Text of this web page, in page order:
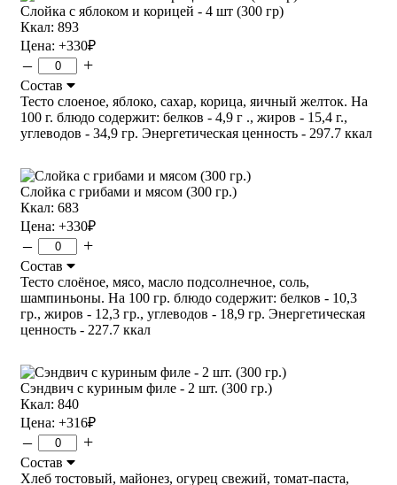
Слойка с яблоком и корицей - 4 шт (300 гр)
Ккал: 893
Цена: +330₽
– +
Состав
Тесто слоеное, яблоко, сахар, корица, яичный желток. На
100 г. блюдо содержит: белков - 4,9 г ., жиров - 15,4 г.,
углеводов - 34,9 гр. Энергетическая ценность - 297.7 ккал
Слойка с грибами и мясом (300 гр.)
Ккал: 683
Цена: +330₽
– +
Состав
Тесто слоёное, мясо, масло подсолнечное, соль,
шампиньоны. На 100 гр. блюдо содержит: белков - 10,3
гр., жиров - 12,3 гр., углеводов - 18,9 гр. Энергетическая
ценность - 227.7 ккал
Сэндвич с куриным филе - 2 шт. (300 гр.)
Ккал: 840
Цена: +316₽
– +
Состав
Хлеб тостовый, майонез, огурец свежий, томат-паста,